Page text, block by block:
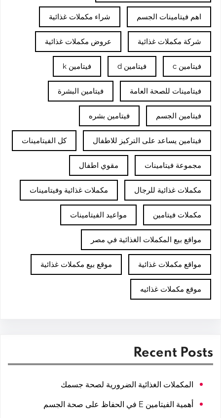
اهم فيتامينات الجسم شراء مكملات غذائية
شركة مكملات غذائية عروض مكملات غذائية
فيتامين c فيتامين d فيتامين k
فيتامينات للصحة العامة فيتامين البشرة
فيتامين الجسم فيتامين بشره
فيتامين يساعد على التركيز للاطفال كل الفيتامينات
مجموعة فيتامينات مقوي اطفال
مكملات غذائية للرجال مكملات غذائية وفيتامينات
مكملات فيتامين مواعيد الفيتامينات
مواقع بيع المكملات الغذائية في مصر
مواقع مكملات غذائية موقع بيع مكملات غذائية
موقع مكملات غذائيه
Recent Posts
المكملات الغذائية الضرورية لصحة جسمك
أهمية الفيتامين E في الحفاظ على صحة الجسم